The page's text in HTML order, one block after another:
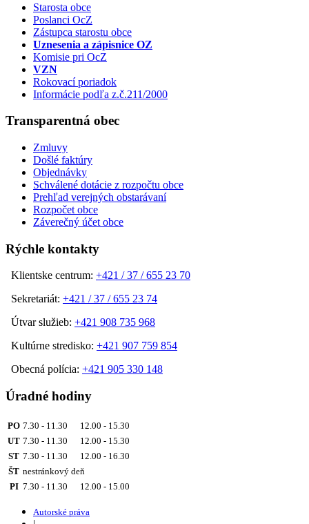
Starosta obce
Poslanci OcZ
Zástupca starostu obce
Uznesenia a zápisnice OZ
Komisie pri OcZ
VZN
Rokovací poriadok
Informácie podľa z.č.211/2000
Transparentná obec
Zmluvy
Došlé faktúry
Objednávky
Schválené dotácie z rozpočtu obce
Prehľad verejných obstarávaní
Rozpočet obce
Záverečný účet obce
Rýchle kontakty
Klientske centrum: +421 / 37 / 655 23 70
Sekretariát: +421 / 37 / 655 23 74
Útvar služieb: +421 908 735 968
Kultúrne stredisko: +421 907 759 854
Obecná polícia: +421 905 330 148
Úradné hodiny
PO 7.30 - 11.30 12.00 - 15.30
UT 7.30 - 11.30 12.00 - 15.30
ST 7.30 - 11.30 12.00 - 16.30
ŠT nestránkový deň
PI 7.30 - 11.30 12.00 - 15.00
Autorské práva